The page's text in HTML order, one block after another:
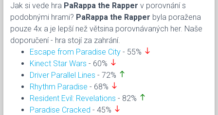
Jak si vede hra PaRappa the Rapper v porovnání s
podobnými hrami? PaRappa the Rapper byla poražena
pouze 4x a je lepší než větsina porovnávaných her. Naše
doporučení - hra stojí za zahrání.
Escape from Paradise City - 55% south
Kinect Star Wars - 60% south
Driver Parallel Lines - 72% north
Rhythm Paradise - 68% south
Resident Evil: Revelations - 82% north
Paradise Cracked - 45% south